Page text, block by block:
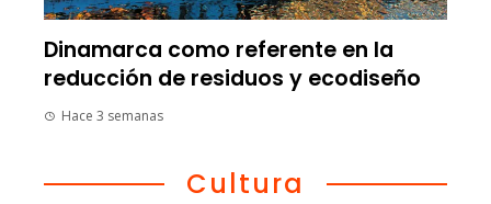
Dinamarca como referente en la
reducción de residuos y ecodiseño
Hace 3 semanas
Cultura